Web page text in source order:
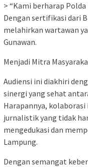
> “Kami berharap
Dengan sertifikasi dari
melahirkan wartawan
Gunawan.
Menjadi Mitra
Audiensi ini diakhiri
sinergi yang sehat
Harapannya,
jurnalistik yang tidak
mengedukasi dan
Lampung.
Dengan semangat